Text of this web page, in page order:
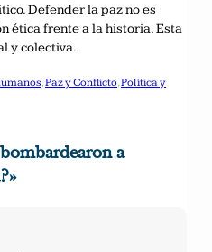
Defender la paz no es
ética frente a la historia. Esta
y colectiva.
, Paz y Conflicto, Política y
a